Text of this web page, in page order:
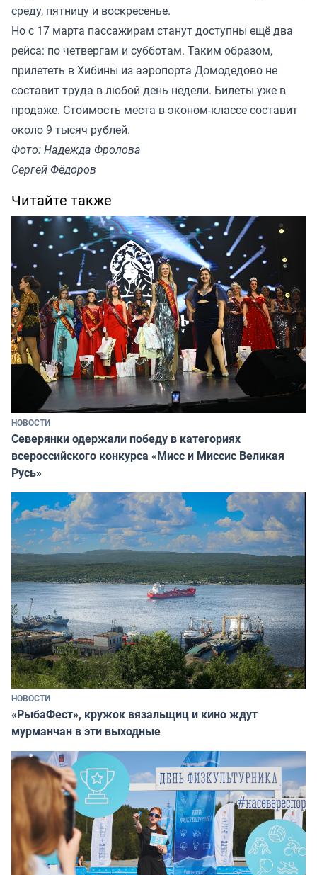
среду, пятницу и воскресенье.
Но с 17 марта пассажирам станут доступны ещё два
рейса: по четвергам и субботам. Таким образом,
прилететь в Хибины из аэропорта Домодедово не
составит труда в любой день недели. Билеты уже в
продаже. Стоимость места в эконом-классе составит
около 9 тысяч рублей.
Фото: Надежда Фролова
Сергей Фёдоров
Читайте также
НОВОСТИ
Северянки одержали победу в категориях
всероссийского конкурса «Мисс и Миссис Великая
Русь»
НОВОСТИ
«РыбаФест», кружок вязальщиц и кино ждут
мурманчан в эти выходные